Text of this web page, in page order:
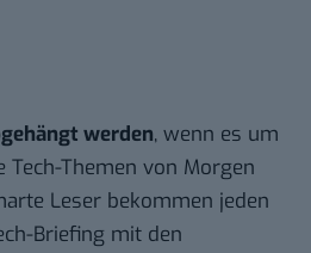
werden, wenn es um
Tech-Themen von Morgen
Leser bekommen jeden
Briefing mit den